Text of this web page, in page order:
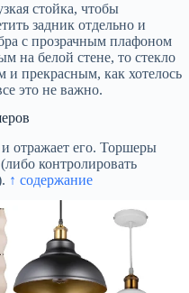
стойка, чтобы
задник отдельно и
с прозрачным плафоном
на белой стене, то стекло
и прекрасным, как хотелось
это не важно.
отражает его. Торшеры
контролировать
↑ содержание